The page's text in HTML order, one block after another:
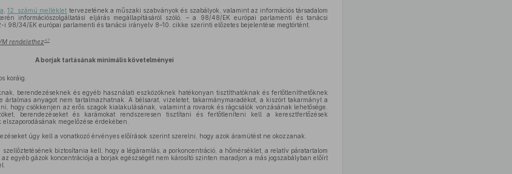
,12. számú melléklet tervezetének a műszaki szabványok és szabályok, valamint az információs társadalom
információszolgáltatási eljárás megállapításáról szóló, – a 98/48/EK európai parlamenti és tanácsi
98/34/EK európai parlamenti és tanácsi irányelv 8–10. cikke szerinti előzetes bejelentése megtörtént.
rendelethez47
A borjak tartásának minimális követelményei
koráig.
berendezéseknek és egyéb használati eszközöknek hatékonyan tisztíthatóknak és fertőtleníthetőknek
anyagot nem tartalmazhatnak. A bélsarat, vizeletet, takarmánymaradékot, a kiszórt takarmányt a
hogy csökkenjen az erős szagok kialakulásának, valamint a rovarok és rágcsálók vonzásának lehetősége.
berendezéseket és karámokat rendszeresen tisztítani és fertőtleníteni kell a keresztfertőzések
megelőzése érdekében.
úgy kell a vonatkozó érvényes előírások szerint szerelni, hogy azok áramütést ne okozzanak.
biztosítania kell, hogy a légáramlás, a porkoncentráció, a hőmérséklet, a relatív páratartalom
egyéb gázok koncentrációja a borjak egészségét nem károsító szinten maradjon a más jogszabályban előírt